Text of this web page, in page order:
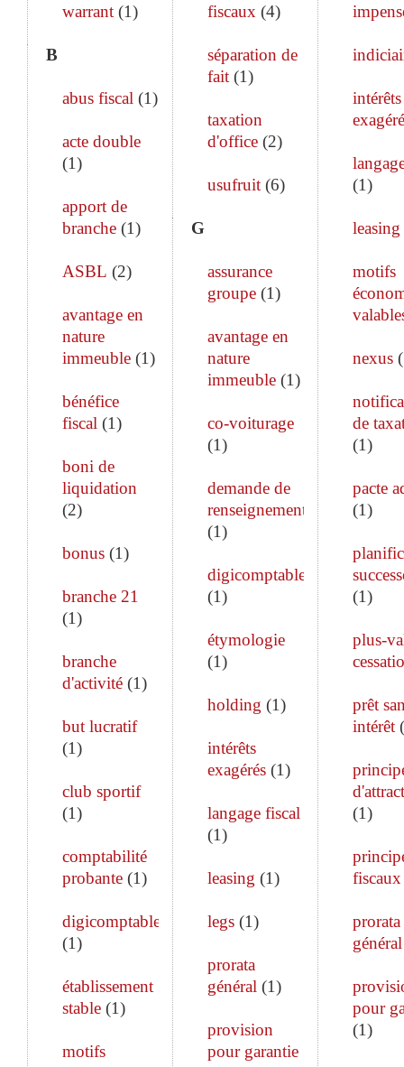
warrant (1)
B
abus fiscal (1)
acte double
(1)
apport de
branche (1)
ASBL (2)
avantage en
nature
immeuble (1)
bénéfice
fiscal (1)
boni de
liquidation
(2)
bonus (1)
branche 21
(1)
branche
d'activité (1)
but lucratif
(1)
club sportif
(1)
comptabilité
probante (1)
digicomptable
(1)
établissement
stable (1)
motifs
fiscaux (4)
séparation de
fait(1)
taxation
d'office(2)
usufruit(6)
G
assurance
groupe(1)
avantage en
nature
immeuble(1)
co-voiturage
(1)
demande de
renseignements
(1)
digicomptable
(1)
étymologie
(1)
holding (1)
intérêts
exagérés(1)
langage fiscal
(1)
leasing (1)
legs(1)
prorata
général (1)
provision
pour garantie
intérêts
(1)
leasing
motifs
nexus(
de
(1)
pacte
(1)
(1)
plus-
prêt
intérêt(
(1)
fiscaux
prorata
général
pour
(1)